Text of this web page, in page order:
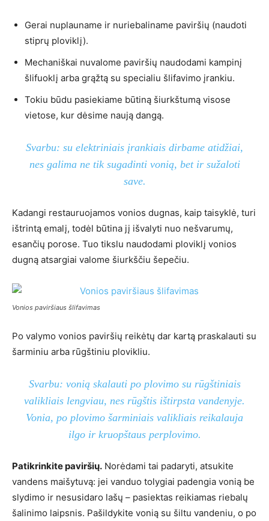
Gerai nuplauname ir nuriebaliname paviršių (naudoti
stiprų ploviklį).
Mechaniškai nuvalome paviršių naudodami kampinį
šlifuoklį arba grąžtą su specialiu šlifavimo įrankiu.
Tokiu būdu pasiekiame būtiną šiurkštumą visose
vietose, kur dėsime naują dangą.
Svarbu: su elektriniais įrankiais dirbame atidžiai,
nes galima ne tik sugadinti vonią, bet ir sužaloti
save.
Kadangi restauruojamos vonios dugnas, kaip taisyklė, turi
ištrintą emalį, todėl būtina jį išvalyti nuo nešvarumų,
esančių porose. Tuo tikslu naudodami ploviklį vonios
dugną atsargiai valome šiurkščiu šepečiu.
Vonios paviršiaus šlifavimas
Po valymo vonios paviršių reikėtų dar kartą praskalauti su
šarminiu arba rūgštiniu plovikliu.
Svarbu: vonią skalauti po plovimo su rūgštiniais
valikliais lengviau, nes rūgštis ištirpsta vandenyje.
Vonia, po plovimo šarminiais valikliais reikalauja
ilgo ir kruopštaus perplovimo.
Patikrinkite paviršių. Norėdami tai padaryti, atsukite
vandens maišytuvą: jei vanduo tolygiai padengia vonią be
slydimo ir nesusidaro lašų – pasiektas reikiamas riebalų
šalinimo laipsnis. Pašildykite vonią su šiltu vandeniu, o po